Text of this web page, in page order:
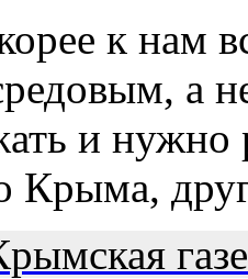
к нам
а
и нужно
Крыма,